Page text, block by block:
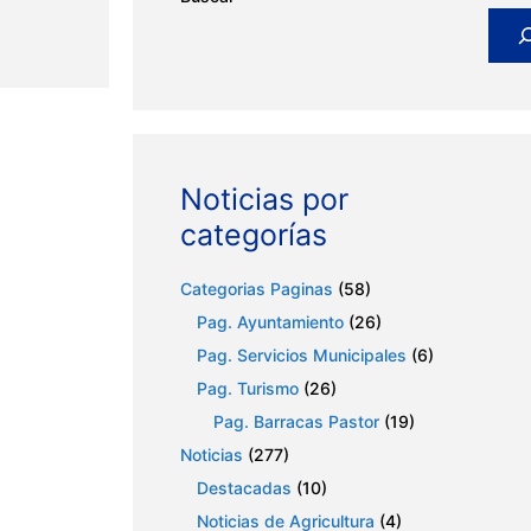
Noticias por
categorías
Categorias Paginas (58)
Pag. Ayuntamiento (26)
Pag. Servicios Municipales (6)
Pag. Turismo (26)
Pag. Barracas Pastor (19)
Noticias (277)
Destacadas (10)
Noticias de Agricultura (4)